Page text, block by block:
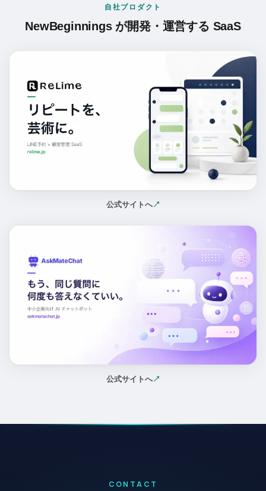
自社プロダクト
NewBeginnings が開発・運営する SaaS
公式サイトへ↗
（新しいタブで開く）
公式サイトへ↗
（新しいタブで開く）
CONTACT